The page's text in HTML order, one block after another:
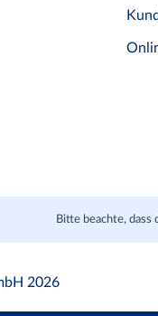
Bitte beachte,
2026